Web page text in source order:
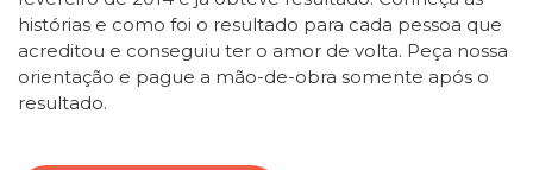
histórias e como foi o resultado para cada pessoa que
acreditou e conseguiu ter o amor de volta. Peça nossa
orientação e pague a mão-de-obra somente após o
resultado.